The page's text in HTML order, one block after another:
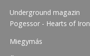
Underground magazin
Pogessor - Hearts of Iron
Miegymás